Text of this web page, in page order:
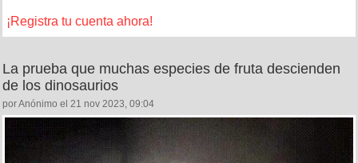
¡Registra tu cuenta ahora!
La prueba que muchas especies de fruta descienden
de los dinosaurios
por Anónimo el 21 nov 2023, 09:04